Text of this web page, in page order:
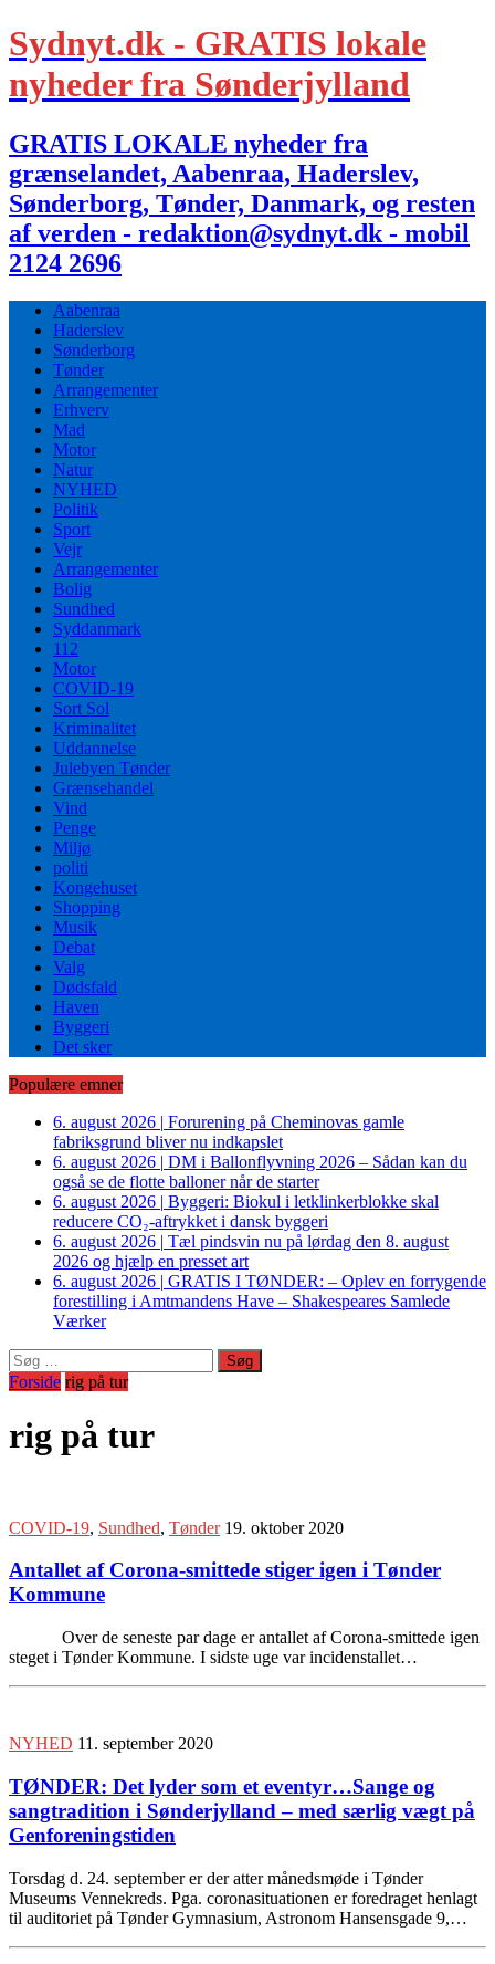
Sydnyt.dk - GRATIS lokale
nyheder fra Sønderjylland
GRATIS LOKALE nyheder fra
grænselandet, Aabenraa, Haderslev,
Sønderborg, Tønder, Danmark, og resten
af verden - redaktion@sydnyt.dk - mobil
2124 2696
Aabenraa
Haderslev
Sønderborg
Tønder
Arrangementer
Erhverv
Mad
Motor
Natur
NYHED
Politik
Sport
Vejr
Arrangementer
Bolig
Sundhed
Syddanmark
112
Motor
COVID-19
Sort Sol
Kriminalitet
Uddannelse
Julebyen Tønder
Grænsehandel
Vind
Penge
Miljø
politi
Kongehuset
Shopping
Musik
Debat
Valg
Dødsfald
Haven
Byggeri
Det sker
Populære emner
6. august 2026 | Forurening på Cheminovas gamle
fabriksgrund bliver nu indkapslet
6. august 2026 | DM i Ballonflyvning 2026 – Sådan kan du
også se de flotte balloner når de starter
6. august 2026 | Byggeri: Biokul i letklinkerblokke skal
reducere CO₂-aftrykket i dansk byggeri
6. august 2026 | Tæl pindsvin nu på lørdag den 8. august
2026 og hjælp en presset art
6. august 2026 | GRATIS I TØNDER: – Oplev en forrygende
forestilling i Amtmandens Have – Shakespeares Samlede
Værker
Søg
efter:
Forside rig på tur
rig på tur
COVID-19, Sundhed, Tønder 19. oktober 2020
Antallet af Corona-smittede stiger igen i Tønder
Kommune
Over de seneste par dage er antallet af Corona-smittede igen
steget i Tønder Kommune. I sidste uge var incidenstallet…
NYHED 11. september 2020
TØNDER: Det lyder som et eventyr…Sange og
sangtradition i Sønderjylland – med særlig vægt på
Genforeningstiden
Torsdag d. 24. september er der atter månedsmøde i Tønder
Museums Vennekreds. Pga. coronasituationen er foredraget henlagt
til auditoriet på Tønder Gymnasium, Astronom Hansensgade 9,…